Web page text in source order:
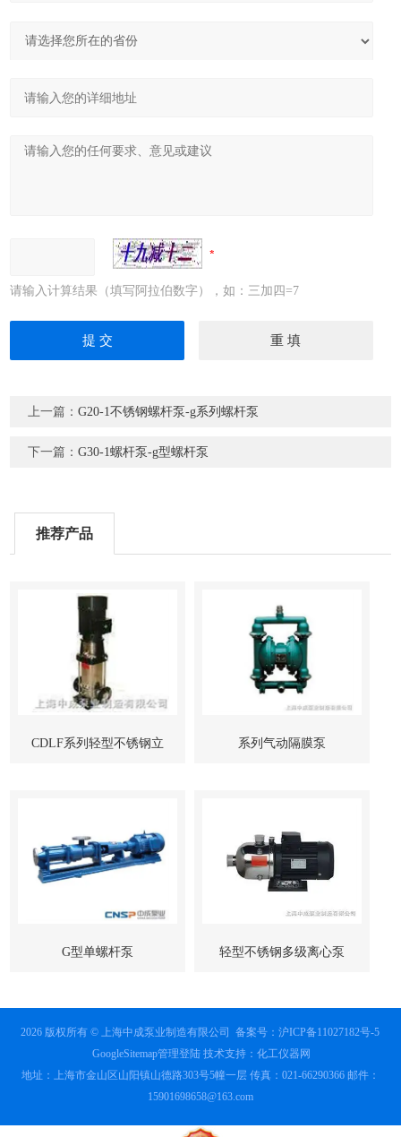
请输入计算结果（填写阿拉伯数字），如：三加四=7
上一篇：G20-1不锈钢螺杆泵-g系列螺杆泵
下一篇：G30-1螺杆泵-g型螺杆泵
推荐产品
CDLF系列轻型不锈钢立 系列气动隔膜泵
G型单螺杆泵 轻型不锈钢多级离心泵
2026 版权所有 © 上海中成泵业制造有限公司备案号：沪ICP备11027182号-5
GoogleSitemap管理登陆 技术支持：化工仪器网
地址：上海市金山区山阳镇山德路303号5幢一层 传真：021-66290366 邮件：
15901698658@163.com